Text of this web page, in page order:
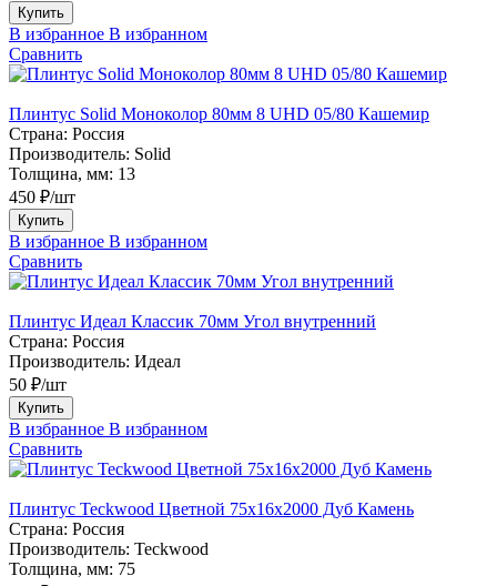
Купить
В избранное В избранном
Сравнить
Плинтус Solid Моноколор 80мм 8 UHD 05/80 Кашемир
Страна: Россия
Производитель: Solid
Толщина, мм: 13
450 ₽/шт
Купить
В избранное В избранном
Сравнить
Плинтус Идеал Классик 70мм Угол внутренний
Страна: Россия
Производитель: Идеал
50 ₽/шт
Купить
В избранное В избранном
Сравнить
Плинтус Teckwood Цветной 75х16х2000 Дуб Камень
Страна: Россия
Производитель: Teckwood
Толщина, мм: 75